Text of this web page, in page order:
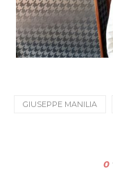
GIUSEPPE MANILIA
0